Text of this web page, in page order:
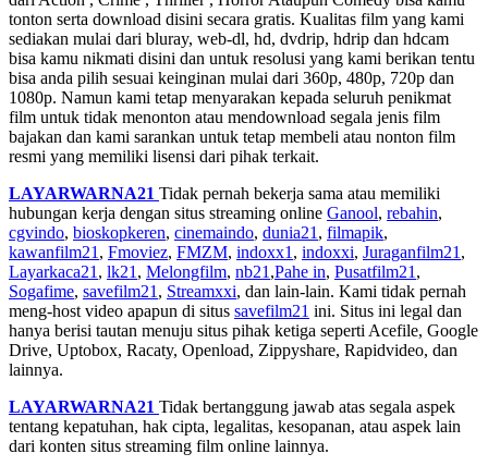
tonton serta download disini secara gratis. Kualitas film yang kami
sediakan mulai dari bluray, web-dl, hd, dvdrip, hdrip dan hdcam
bisa kamu nikmati disini dan untuk resolusi yang kami berikan tentu
bisa anda pilih sesuai keinginan mulai dari 360p, 480p, 720p dan
1080p. Namun kami tetap menyarakan kepada seluruh penikmat
film untuk tidak menonton atau mendownload segala jenis film
bajakan dan kami sarankan untuk tetap membeli atau nonton film
resmi yang memiliki lisensi dari pihak terkait.
LAYARWARNA21 Tidak pernah bekerja sama atau memiliki
hubungan kerja dengan situs streaming online Ganool, rebahin,
cgvindo, bioskopkeren, cinemaindo, dunia21 , filmapik,
kawanfilm21 , Fmoviez, FMZM, indoxx1 , indoxxi, Juraganfilm21 ,
Layarkaca21 , lk21 , Melongfilm, nb21 ,Pahe in, Pusatfilm21 ,
Sogafime, savefilm21 , Streamxxi, dan lain-lain. Kami tidak pernah
meng-host video apapun di situs savefilm21 ini. Situs ini legal dan
hanya berisi tautan menuju situs pihak ketiga seperti Acefile, Google
Drive, Uptobox, Racaty, Openload, Zippyshare, Rapidvideo, dan
lainnya.
LAYARWARNA21 Tidak bertanggung jawab atas segala aspek
tentang kepatuhan, hak cipta, legalitas, kesopanan, atau aspek lain
dari konten situs streaming film online lainnya.